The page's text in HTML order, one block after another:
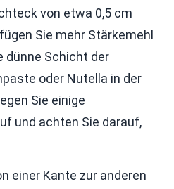
von etwa 0,5 cm
Sie mehr Stärkemehl
dünne Schicht der
oder Nutella in der
Sie einige
und achten Sie darauf,
einer Kante zur anderen